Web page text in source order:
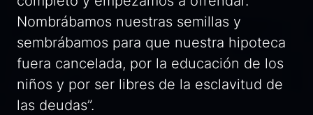
Nombrábamos nuestras semillas y
sembrábamos para que nuestra hipoteca
fuera cancelada, por la educación de los
niños y por ser libres de la esclavitud de
las deudas”.